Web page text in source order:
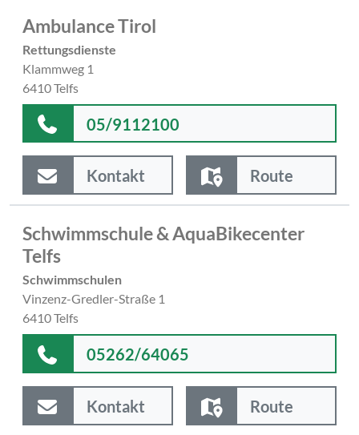
Ambulance Tirol
Rettungsdienste
Klammweg 1
6410 Telfs
05/9112100
Kontakt Route
Schwimmschule & AquaBikecenter
Telfs
Schwimmschulen
Vinzenz-Gredler-Straße 1
6410 Telfs
05262/64065
Kontakt Route